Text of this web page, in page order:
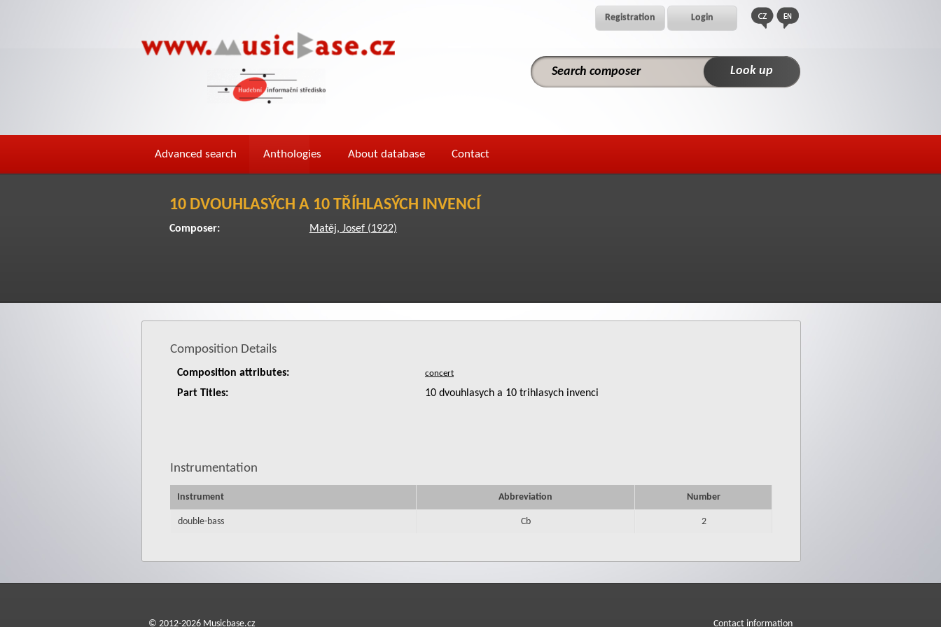
Registration Login
Advanced search Anthologies About database Contact
10 DVOUHLASÝCH A 10 TŘÍHLASÝCH INVENCÍ
Composer: Matěj, Josef (1922)
Composition Details
Composition attributes:
Part Titles:
10 dvouhlasych a 10 trihlasych invenci
Instrumentation
Instrument Abbreviation Number
double-bass Cb 2
© 2012-2026 Musicbase.cz Contact information